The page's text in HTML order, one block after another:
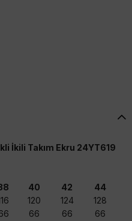
İkili Takım Ekru 24YT619
40 42
44
120 124
128
66 66
66